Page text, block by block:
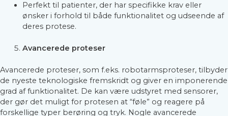
Perfekt til patienter, der har specifikke krav eller
ønsker i forhold til både funktionalitet og udseende af
deres protese.
Avancerede proteser
Avancerede proteser, som f.eks. robotarmsproteser, tilbyder
de nyeste teknologiske fremskridt og giver en imponerende
grad af funktionalitet. De kan være udstyret med sensorer,
der gør det muligt for protesen at “føle” og reagere på
forskellige typer berøring og tryk. Nogle avancerede